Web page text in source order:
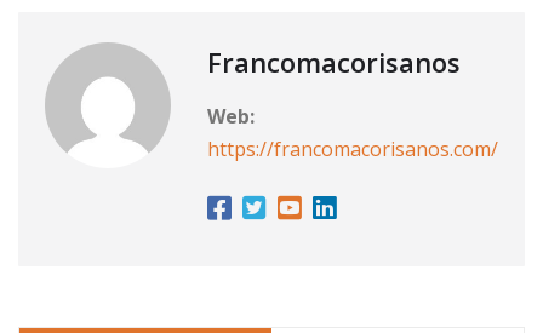
Francomacorisanos
Web:
https://francomacorisanos.com/